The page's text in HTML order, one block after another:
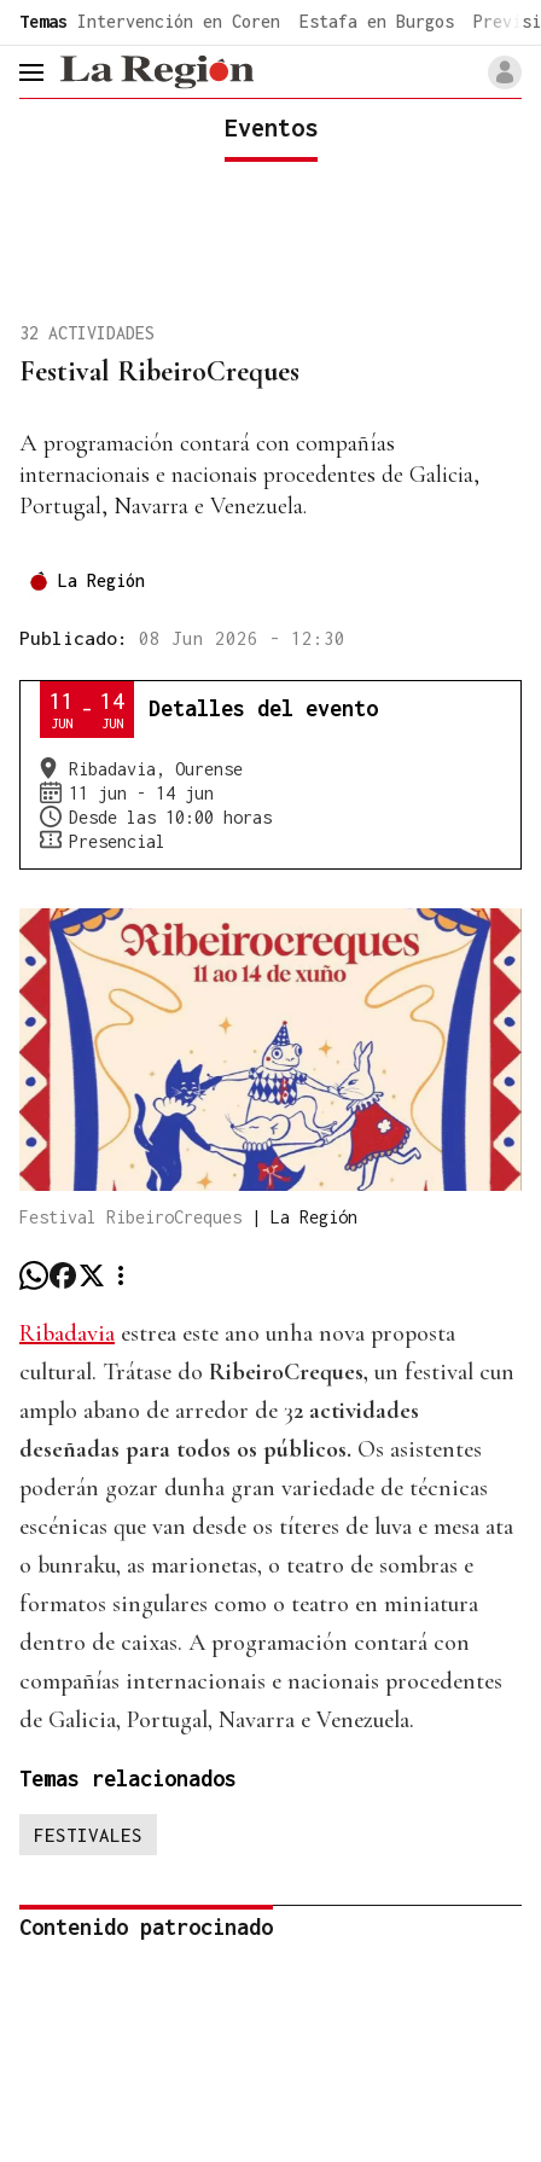
common.go-to-content
Temas Intervención en Coren Estafa en Burgos
header.menu.open
Eventos
Festival RibeiroCreques
32 ACTIVIDADES
A programación contará con compañías
internacionais e nacionais procedentes de Galicia,
Portugal, Navarra e Venezuela.
La Región
Publicado: 08 Jun 2026 - 12:30
11
JUN
- 14
JUN
Detalles del evento
Ribadavia, Ourense
11 jun - 14 jun
Desde las 10:00 horas
Presencial
Festival RibeiroCreques | La Región
Ribadavia estrea este ano unha nova proposta
cultural. Trátase do RibeiroCreques, un festival cun
amplo abano de arredor de 32 actividades
deseñadas para todos os públicos. Os asistentes
poderán gozar dunha gran variedade de técnicas
escénicas que van desde os títeres de luva e mesa ata
o bunraku, as marionetas, o teatro de sombras e
formatos singulares como o teatro en miniatura
dentro de caixas. A programación contará con
compañías internacionais e nacionais procedentes
de Galicia, Portugal, Navarra e Venezuela.
Temas relacionados
FESTIVALES
Contenido patrocinado